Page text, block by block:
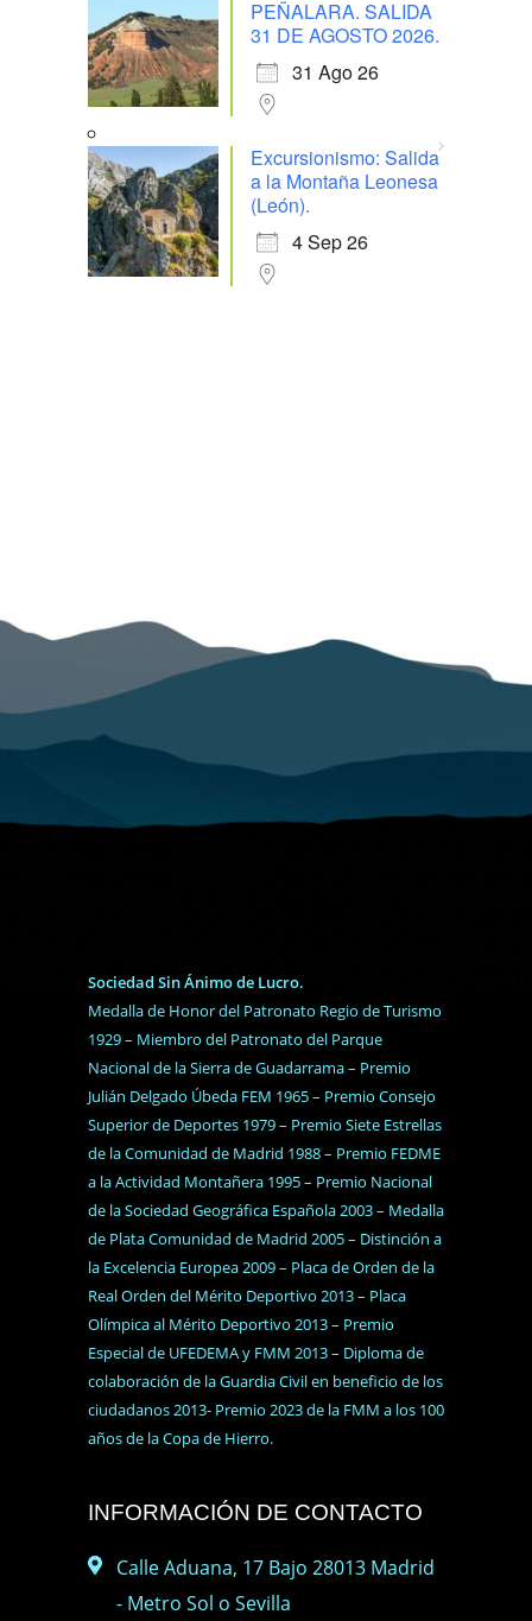
PEÑALARA. SALIDA
31 DE AGOSTO 2026.
31 Ago 26
Excursionismo: Salida
a la Montaña Leonesa
(León).
4 Sep 26
Sociedad Sin Ánimo de Lucro.
Medalla de Honor del Patronato Regio de Turismo
1929 – Miembro del Patronato del Parque
Nacional de la Sierra de Guadarrama – Premio
Julián Delgado Úbeda FEM 1965 – Premio Consejo
Superior de Deportes 1979 – Premio Siete Estrellas
de la Comunidad de Madrid 1988 – Premio FEDME
a la Actividad Montañera 1995 – Premio Nacional
de la Sociedad Geográfica Española 2003 – Medalla
de Plata Comunidad de Madrid 2005 – Distinción a
la Excelencia Europea 2009 – Placa de Orden de la
Real Orden del Mérito Deportivo 2013 – Placa
Olímpica al Mérito Deportivo 2013 – Premio
Especial de UFEDEMA y FMM 2013 – Diploma de
colaboración de la Guardia Civil en beneficio de los
ciudadanos 2013- Premio 2023 de la FMM a los 100
años de la Copa de Hierro.
INFORMACIÓN DE CONTACTO
Calle Aduana, 17 Bajo 28013 Madrid
- Metro Sol o Sevilla